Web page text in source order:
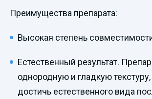
Преимущества препарата:
Высокая степень
Естественный результат.
однородную и гладкую
достичь естественного вида